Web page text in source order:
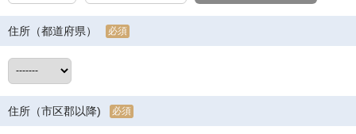
住所（都道府県） 必須
住所（市区郡以降) 必須